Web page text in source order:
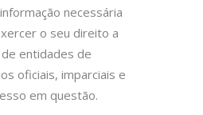
necessária
o seu direito a
entidades de
oficiais, imparciais e
em questão.